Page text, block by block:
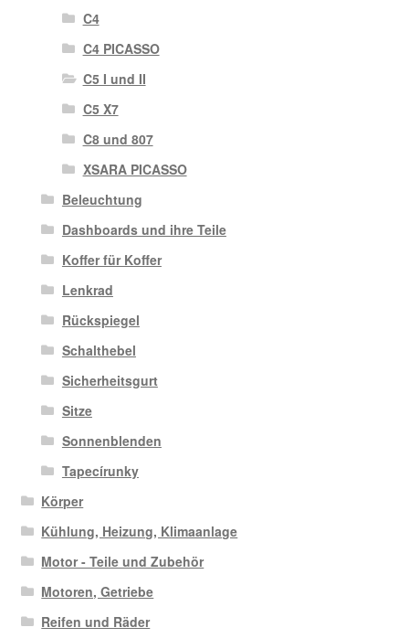
C4
C4 PICASSO
C5 I und II
C5 X7
C8 und 807
XSARA PICASSO
Beleuchtung
Dashboards und ihre Teile
Koffer für Koffer
Lenkrad
Rückspiegel
Schalthebel
Sicherheitsgurt
Sitze
Sonnenblenden
Tapecírunky
Körper
Kühlung, Heizung, Klimaanlage
Motor - Teile und Zubehör
Motoren, Getriebe
Reifen und Räder